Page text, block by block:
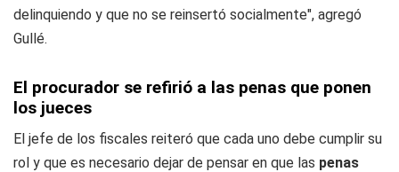
delinquiendo y que no se reinsertó socialmente", agregó
Gullé.
El procurador se refirió a las penas que ponen
los jueces
El jefe de los fiscales reiteró que cada uno debe cumplir su
rol y que es necesario dejar de pensar en que las penas